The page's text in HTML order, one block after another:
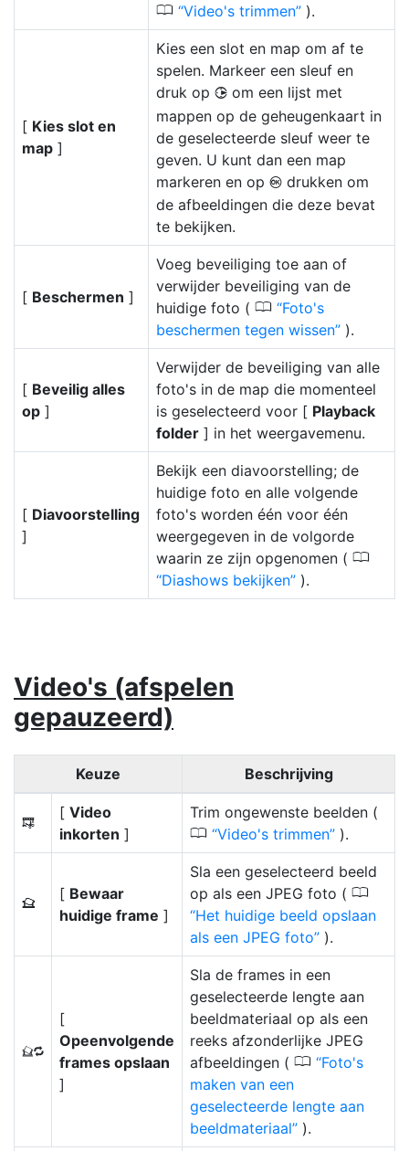
0 Video's trimmen ).
[ Kies slot en
map ]
Kies een slot en map om af te
spelen. Markeer een sleuf en
druk op 2 om een lijst met
mappen op de geheugenkaart in
de geselecteerde sleuf weer te
geven. U kunt dan een map
markeren en op J drukken om
de afbeeldingen die deze bevat
te bekijken.
[ Beschermen ]
Voeg beveiliging toe aan of
verwijder beveiliging van de
huidige foto ( 0 Foto's
beschermen tegen wissen ).
[ Beveilig alles
op ]
Verwijder de beveiliging van alle
foto's in de map die momenteel
is geselecteerd voor [ Playback
folder ] in het weergavemenu.
[ Diavoorstelling
]
Bekijk een diavoorstelling; de
huidige foto en alle volgende
foto's worden één voor één
weergegeven in de volgorde
waarin ze zijn opgenomen ( 0
Diashows bekijken ).
Video's (afspelen
gepauzeerd)
Keuze Beschrijving
9
[ Video
inkorten ]
Trim ongewenste beelden (
0 Video's trimmen ).
4
[ Bewaar
huidige frame ]
Sla een geselecteerd beeld
op als een JPEG foto ( 0
Het huidige beeld opslaan
als een JPEG foto
).
1
[
Opeenvolgende
frames opslaan
]
Sla de frames in een
geselecteerde lengte aan
beeldmateriaal op als een
reeks afzonderlijke JPEG
afbeeldingen ( 0 Foto's
maken van een
geselecteerde lengte aan
beeldmateriaal
).